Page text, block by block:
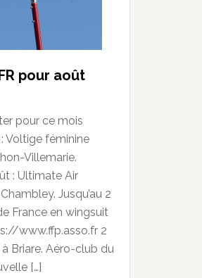
pour août
pour ce mois
Voltige féminine
Villemarie.
: Ultimate Air
Jusqu’au 2
France en wingsuit
www.ffp.asso.fr 2
Briare. Aéro-club du
[…]